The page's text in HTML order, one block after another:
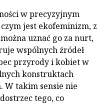
w precyzyjnym
jest ekofeminizm, z
uznać go za nurt,
wspólnych źródeł
przyrody i kobiet w
konstruktach
W takim sensie nie
tego, co